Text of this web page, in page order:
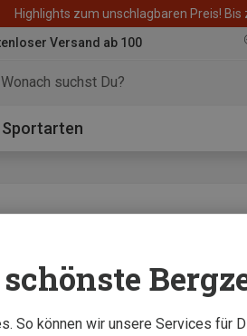
Highlights zum unschlagbaren Preis! Bis
Versand ab 100
Sportarten
zugleich“
So können wir unsere Services für